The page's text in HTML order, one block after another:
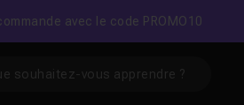
avec le code PROMO10